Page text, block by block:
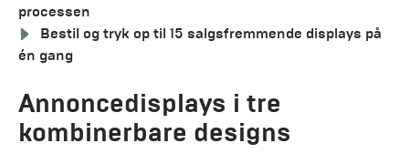
processen
Bestil og tryk op til 15 salgsfremmende displays på
én gang
Annoncedisplays i tre
kombinerbare designs